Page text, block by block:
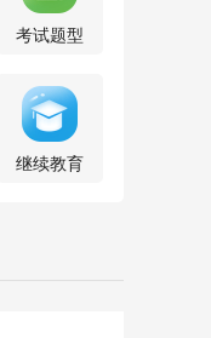
考试题型
继续教育